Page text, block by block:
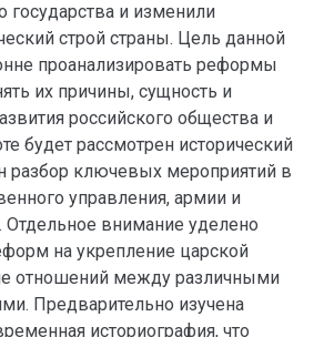
государства и изменили
строй страны. Цель данной
проанализировать реформы
их причины, сущность и
российского общества и
будет рассмотрен исторический
разбор ключевых мероприятий в
управления, армии и
Отдельное внимание уделено
на укрепление царской
отношений между различными
Предварительно изучена
историография, что